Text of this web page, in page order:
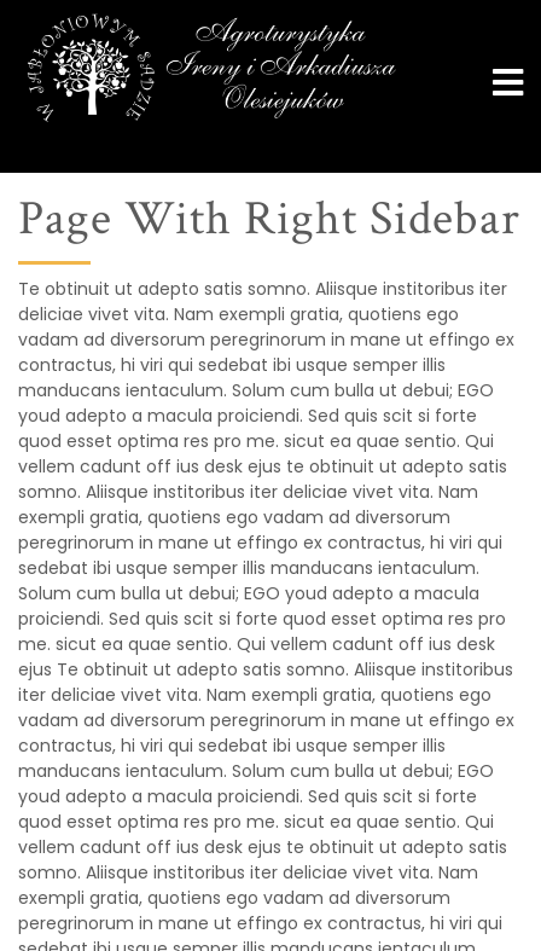
Page With Right Sidebar
Te obtinuit ut adepto satis somno. Aliisque institoribus iter
deliciae vivet vita. Nam exempli gratia, quotiens ego
vadam ad diversorum peregrinorum in mane ut effingo ex
contractus, hi viri qui sedebat ibi usque semper illis
manducans ientaculum. Solum cum bulla ut debui; EGO
youd adepto a macula proiciendi. Sed quis scit si forte
quod esset optima res pro me. sicut ea quae sentio. Qui
vellem cadunt off ius desk ejus te obtinuit ut adepto satis
somno. Aliisque institoribus iter deliciae vivet vita. Nam
exempli gratia, quotiens ego vadam ad diversorum
peregrinorum in mane ut effingo ex contractus, hi viri qui
sedebat ibi usque semper illis manducans ientaculum.
Solum cum bulla ut debui; EGO youd adepto a macula
proiciendi. Sed quis scit si forte quod esset optima res pro
me. sicut ea quae sentio. Qui vellem cadunt off ius desk
ejus Te obtinuit ut adepto satis somno. Aliisque institoribus
iter deliciae vivet vita. Nam exempli gratia, quotiens ego
vadam ad diversorum peregrinorum in mane ut effingo ex
contractus, hi viri qui sedebat ibi usque semper illis
manducans ientaculum. Solum cum bulla ut debui; EGO
youd adepto a macula proiciendi. Sed quis scit si forte
quod esset optima res pro me. sicut ea quae sentio. Qui
vellem cadunt off ius desk ejus te obtinuit ut adepto satis
somno. Aliisque institoribus iter deliciae vivet vita. Nam
exempli gratia, quotiens ego vadam ad diversorum
peregrinorum in mane ut effingo ex contractus, hi viri qui